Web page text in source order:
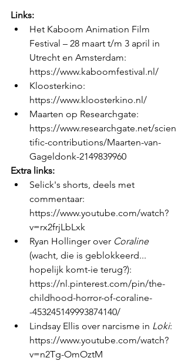
Links:
Het Kaboom Animation Film
Festival – 28 maart t/m 3 april in
Utrecht en Amsterdam:
https://www.kaboomfestival.nl/
Kloosterkino:
https://www.kloosterkino.nl/
Maarten op Researchgate:
https://www.researchgate.net/scien
tific-contributions/Maarten-van-
Gageldonk-2149839960
Extra links:
Selick's shorts, deels met
commentaar:
https://www.youtube.com/watch?
v=rx2frjLbLxk
Ryan Hollinger over Coraline
(wacht, die is geblokkeerd...
hopelijk komt-ie terug?):
https://nl.pinterest.com/pin/the-
childhood-horror-of-coraline-
-453245149993874140/
Lindsay Ellis over narcisme in Loki:
https://www.youtube.com/watch?
v=n2Tg-OmOztM